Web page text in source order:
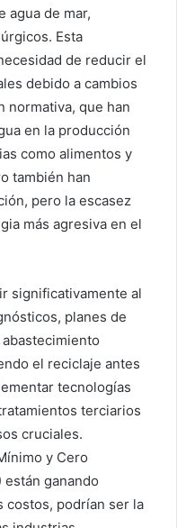
agua de mar,
Esta
de reducir el
debido a cambios
normativa, que han
en la producción
como alimentos y
también han
pero la escasez
más agresiva en el
significativamente al
planes de
el reciclaje antes
tecnologías
terciarios
cruciales.
y Cero
están ganando
costos, podrían ser la